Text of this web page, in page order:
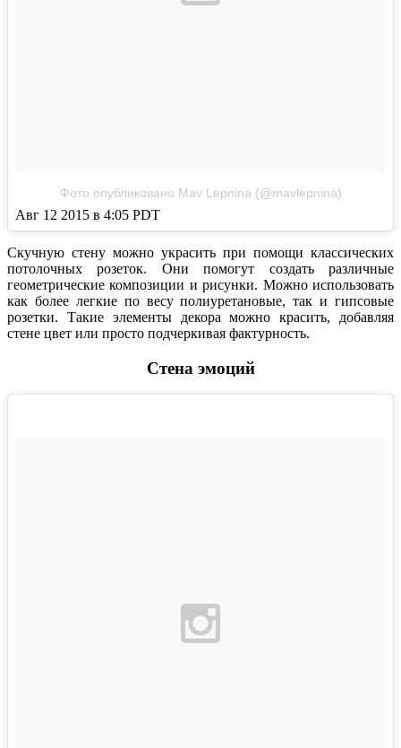
Фото опубликовано Mav Lepnina (@mavlepnina)
Авг 12 2015 в 4:05 PDT
Скучную стену можно украсить при помощи классических
потолочных розеток. Они помогут создать различные
геометрические композиции и рисунки. Можно использовать
как более легкие по весу полиуретановые, так и гипсовые
розетки. Такие элементы декора можно красить, добавляя
стене цвет или просто подчеркивая фактурность.
Стена эмоций